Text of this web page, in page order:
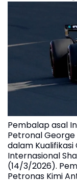
Pembalap asal
Petronal
dalam Kualifikasi
Internasional
(14/3/2026).
Petronas Kimi